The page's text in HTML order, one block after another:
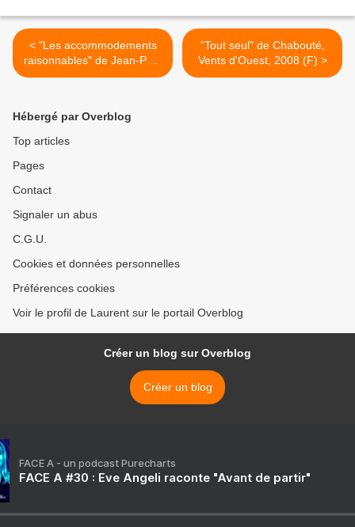
< "Les accommodements
raisonnables" de Jean-Paul
Dubois, L'Olivier, 2008 (F)
"Tout seul" de Chabouté,
Vents d'Ouest, 2008 (F) >
Hébergé par Overblog
Top articles
Pages
Contact
Signaler un abus
C.G.U.
Cookies et données personnelles
Préférences cookies
Voir le profil de Laurent sur le portail Overblog
Créer un blog sur Overblog
Créer un blog
FACE A - un podcast Purecharts
FACE A #30 : Eve Angeli raconte "Avant de partir"